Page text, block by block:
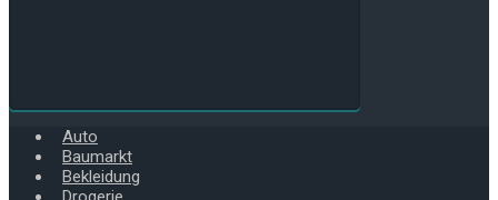
Auto
Baumarkt
Bekleidung